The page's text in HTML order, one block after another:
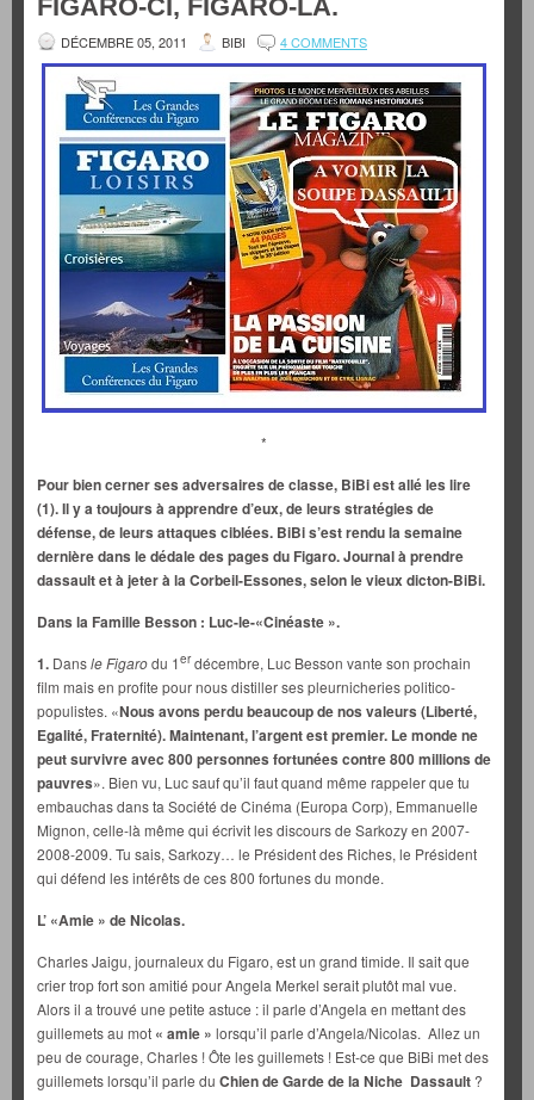
FIGARO-CI, FIGARO-LÀ.
DÉCEMBRE 05, 2011 BIBI 4 COMMENTS
*
Pour bien cerner ses adversaires de classe, BiBi est allé les lire
(1). Il y a toujours à apprendre d’eux, de leurs stratégies de
défense, de leurs attaques ciblées. BiBi s’est rendu la semaine
dernière dans le dédale des pages du Figaro. Journal à prendre
dassault et à jeter à la Corbeil-Essones, selon le vieux dicton-BiBi.
Dans la Famille Besson : Luc-le-«Cinéaste ».
1. Dansle Figarodu 1erdécembre, Luc Besson vante son prochain
film mais en profite pour nous distiller ses pleurnicheries politico-
populistes. «Nous avons perdu beaucoup de nos valeurs (Liberté,
Egalité, Fraternité). Maintenant, l’argent est premier. Le monde ne
peut survivre avec 800 personnes fortunées contre 800 millions de
pauvres». Bien vu, Luc sauf qu’il faut quand même rappeler que tu
embauchas dans ta Société de Cinéma (Europa Corp), Emmanuelle
Mignon, celle-là même qui écrivit les discours de Sarkozy en 2007-
2008-2009. Tu sais, Sarkozy… le Président des Riches, le Président
qui défend les intérêts de ces 800 fortunes du monde.
L’ «Amie » de Nicolas.
Charles Jaigu, journaleux du Figaro, est un grand timide. Il sait que
crier trop fort son amitié pour Angela Merkel serait plutôt mal vue.
Alors il a trouvé une petite astuce : il parle d’Angela en mettant des
guillemets au mot « amie » lorsqu’il parle d’Angela/Nicolas. Allez un
peu de courage, Charles ! Ôte les guillemets ! Est-ce que BiBi met des
guillemets lorsqu’il parle du Chien de Gardede la Niche Dassault ?